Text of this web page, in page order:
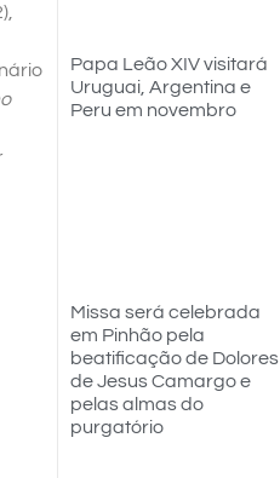
Papa Leão XIV visitará
Uruguai, Argentina e
Peru em novembro
Missa será celebrada
em Pinhão pela
beatificação de Dolores
de Jesus Camargo e
pelas almas do
purgatório